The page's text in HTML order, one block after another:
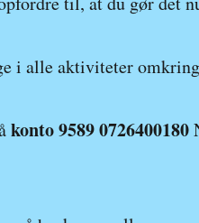
i alle aktiviteter
konto 9589 0726400180